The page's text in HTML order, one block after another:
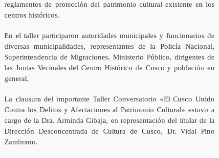
reglamentos de protección del patrimonio cultural existente en los
centros históricos.
En el taller participaron autoridades municipales y funcionarios de
diversas municipalidades, representantes de la Policía Nacional,
Superintendencia de Migraciones, Ministerio Público, dirigentes de
las Juntas Vecinales del Centro Histórico de Cusco y población en
general.
La clausura del importante Taller Conversatorio «El Cusco Unido
Contra los Delitos y Afectaciones al Patrimonio Cultural» estuvo a
cargo de la Dra. Arminda Gibaja, en representación del titular de la
Dirección Desconcentrada de Cultura de Cusco, Dr. Vidal Pino
Zambrano.